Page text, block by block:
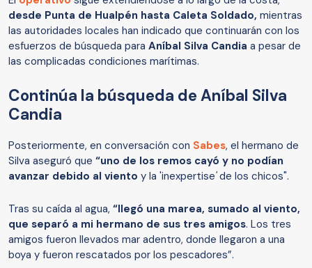
desde Punta de Hualpén hasta Caleta Soldado, mientras
las autoridades locales han indicado que continuarán con los
esfuerzos de búsqueda para Aníbal Silva Candia a pesar de
las complicadas condiciones marítimas.
Continúa la búsqueda de Aníbal Silva
Candia
Posteriormente, en conversación con Sabes, el hermano de
Silva aseguró que “uno de los remos cayó y no podían
avanzar debido al viento y la 'inexpertise'de los chicos".
Tras su caída al agua, “llegó una marea, sumado al viento,
que separó a mi hermano de sus tres amigos. Los tres
amigos fueron llevados mar adentro, donde llegaron a una
boya y fueron rescatados por los pescadores”.